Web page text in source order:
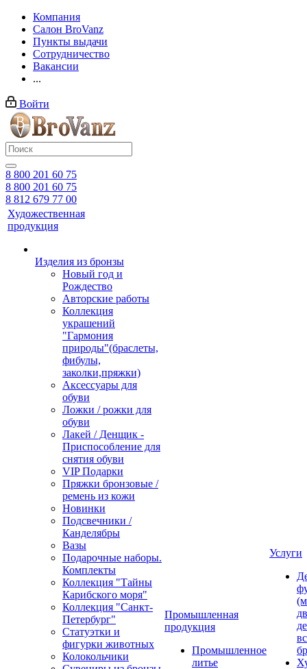
Компания
Салон BroVanz
Пункты выдачи
Сотрудничество
Вакансии
...
Войти
8 800 201 60 75
8 800 201 60 75
8 812 679 77 00
Художественная
продукция
Изделия из бронзы
Новый год и
Рождество
Авторские работы
Коллекция
украшений
"Гармония
природы"(браслеты,
фибулы,
заколки,пряжки)
Аксессуары для
обуви
Ложки / рожки для
обуви
Лакей / Денщик -
Приспособление для
снятия обуви
VIP Подарки
Пряжки бронзовые /
ремень из кожи
Новинки
Подсвечники /
Канделябры
Вазы
Подарочные наборы.
Комплекты
Коллекция "Тайны
Карибского моря"
Коллекция "Санкт-
Петербург"
Статуэтки и
фигурки животных
Колокольчики
Промышленная
продукция
Промышленное
литье
Услуги